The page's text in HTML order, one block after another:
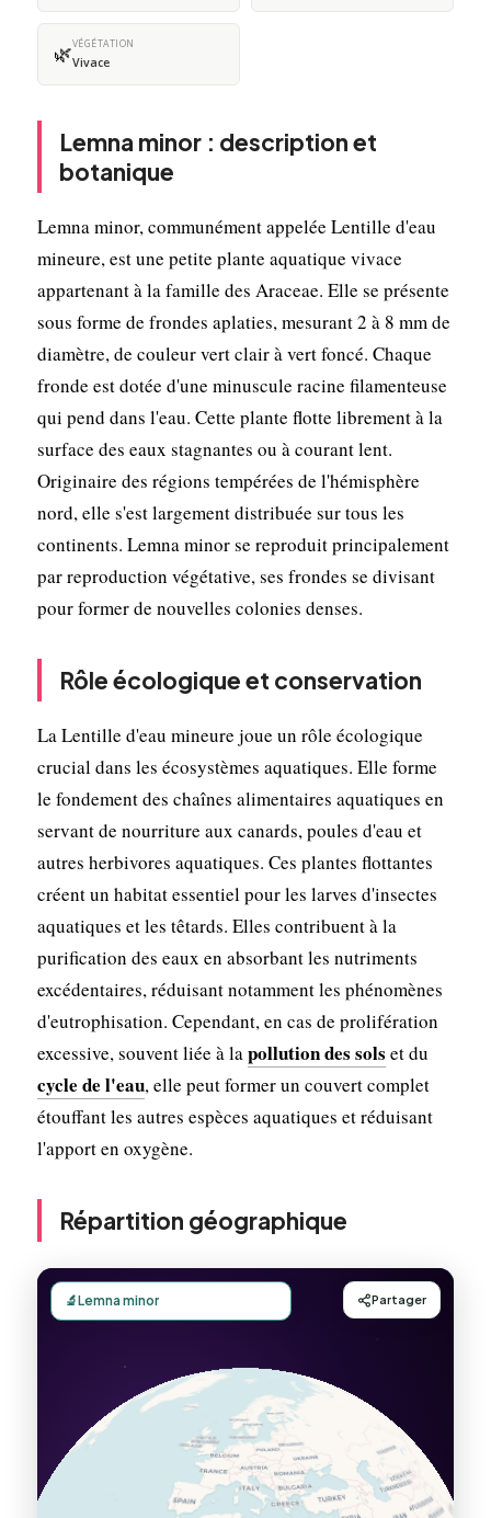
🌿VÉGÉTATION
Vivace
Lemna minor : description et
botanique
Lemna minor, communément appelée Lentille d'eau
mineure, est une petite plante aquatique vivace
appartenant à la famille des Araceae. Elle se présente
sous forme de frondes aplaties, mesurant 2 à 8 mm de
diamètre, de couleur vert clair à vert foncé. Chaque
fronde est dotée d'une minuscule racine filamenteuse
qui pend dans l'eau. Cette plante flotte librement à la
surface des eaux stagnantes ou à courant lent.
Originaire des régions tempérées de l'hémisphère
nord, elle s'est largement distribuée sur tous les
continents. Lemna minor se reproduit principalement
par reproduction végétative, ses frondes se divisant
pour former de nouvelles colonies denses.
Rôle écologique et conservation
La Lentille d'eau mineure joue un rôle écologique
crucial dans les écosystèmes aquatiques. Elle forme
le fondement des chaînes alimentaires aquatiques en
servant de nourriture aux canards, poules d'eau et
autres herbivores aquatiques. Ces plantes flottantes
créent un habitat essentiel pour les larves d'insectes
aquatiques et les têtards. Elles contribuent à la
purification des eaux en absorbant les nutriments
excédentaires, réduisant notamment les phénomènes
d'eutrophisation. Cependant, en cas de prolifération
excessive, souvent liée à lapollution des sols et du
cycle de l'eau, elle peut former un couvert complet
étouffant les autres espèces aquatiques et réduisant
l'apport en oxygène.
Répartition géographique